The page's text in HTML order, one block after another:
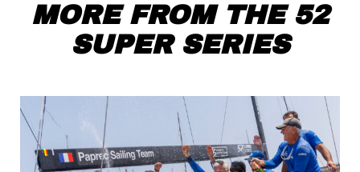
MORE FROM THE 52
SUPER SERIES